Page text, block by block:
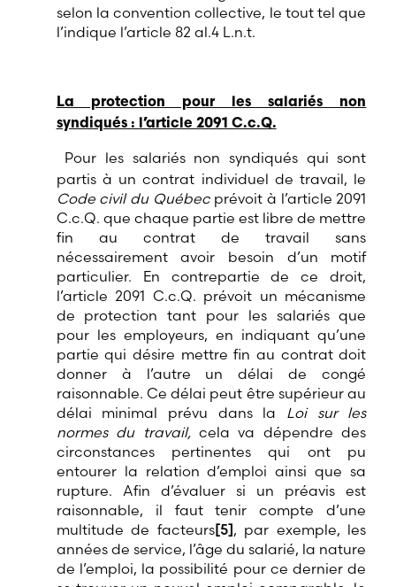
selon la convention collective, le tout tel que
l’indique l’article 82 al.4 L.n.t.
La protection pour les salariés non
syndiqués : l’article 2091 C.c.Q.
Pour les salariés non syndiqués qui sont
partis à un contrat individuel de travail, le
Code civil du Québecprévoit à l’article 2091
C.c.Q. que chaque partie est libre de mettre
fin au contrat de travail sans
nécessairement avoir besoin d’un motif
particulier. En contrepartie de ce droit,
l’article 2091 C.c.Q. prévoit un mécanisme
de protection tant pour les salariés que
pour les employeurs, en indiquant qu’une
partie qui désire mettre fin au contrat doit
donner à l’autre un délai de congé
raisonnable. Ce délai peut être supérieur au
délai minimal prévu dans la Loi sur les
normes du travail, cela va dépendre des
circonstances pertinentes qui ont pu
entourer la relation d’emploi ainsi que sa
rupture. Afin d’évaluer si un préavis est
raisonnable, il faut tenir compte d’une
multitude de facteurs[5], par exemple, les
années de service, l’âge du salarié, la nature
de l’emploi, la possibilité pour ce dernier de